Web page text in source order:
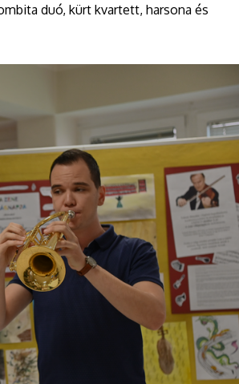
duó, kürt kvartett, harsona és